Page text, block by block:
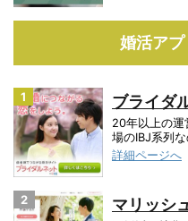
婚活ア
1 ブライダ
20年以上の運
場のIBJ系列な
詳細ページへ
2 マリッシ